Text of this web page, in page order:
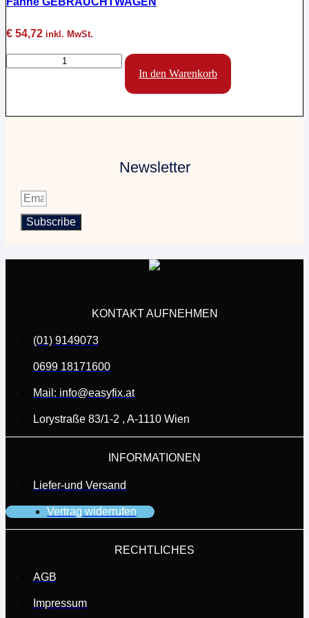
€ 54,72 inkl. MwSt.
GEBRAUCHTWAGEN
In den Warenkorb
Newsletter
Subscribe
KONTAKT AUFNEHMEN
(01) 9149073
0699 18171600
Mail: info@easyfix.at
Lorystraße 83/1-2 , A-1110 Wien
INFORMATIONEN
Liefer-und Versand
Vertrag widerrufen
RECHTLICHES
AGB
Impressum